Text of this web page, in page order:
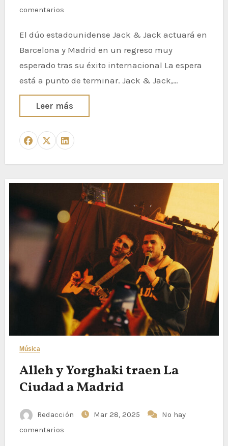
comentarios
El dúo estadounidense Jack & Jack actuará en
Barcelona y Madrid en un regreso muy
esperado tras su éxito internacional La espera
está a punto de terminar. Jack & Jack,…
Leer más
Música
Alleh y Yorghaki traen La
Ciudad a Madrid
Redacción Mar 28, 2025
No hay
comentarios